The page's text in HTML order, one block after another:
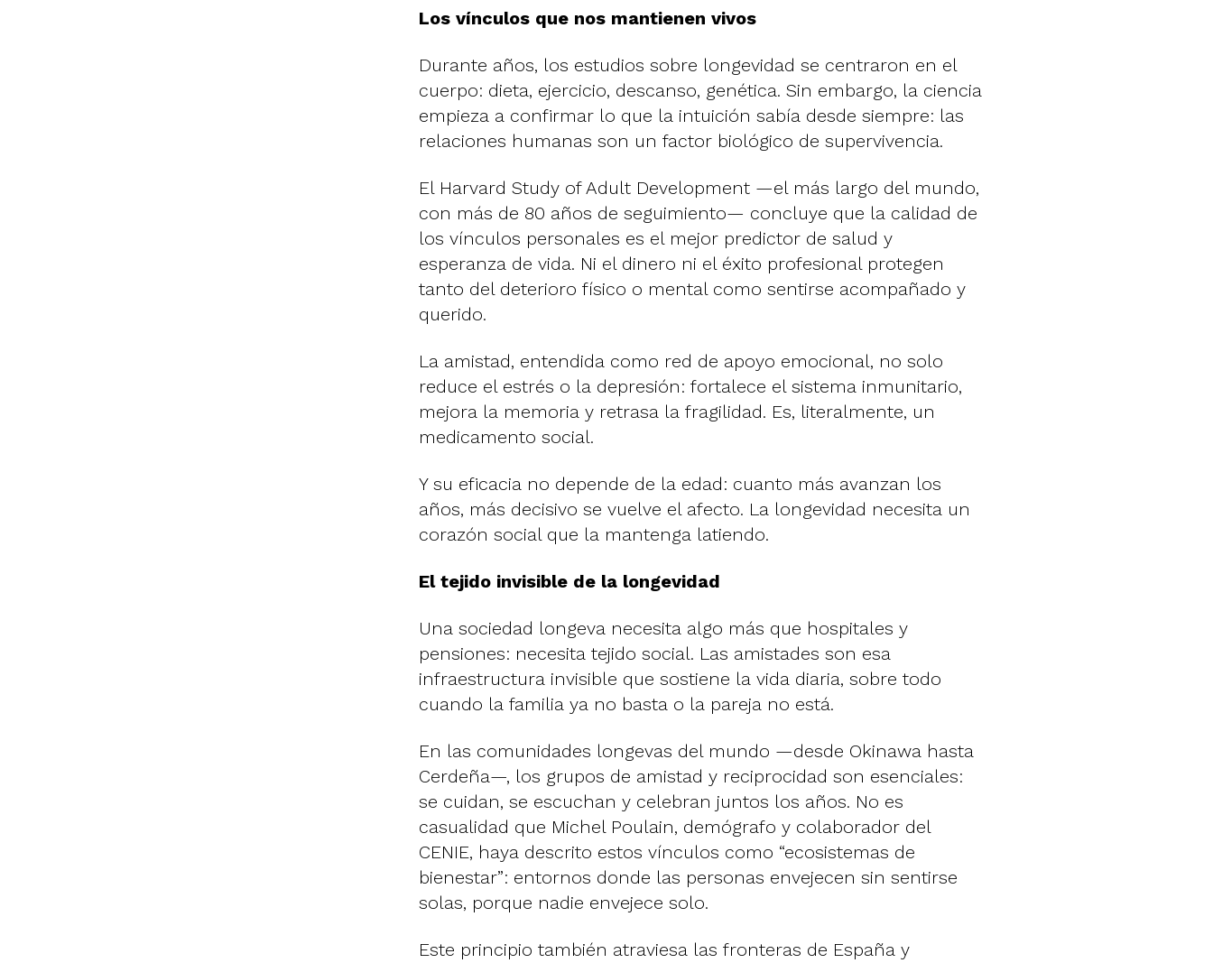
Los vínculos que nos mantienen vivos
Durante años, los estudios sobre longevidad se centraron en el
cuerpo: dieta, ejercicio, descanso, genética. Sin embargo, la ciencia
empieza a confirmar lo que la intuición sabía desde siempre: las
relaciones humanas son un factor biológico de supervivencia.
El Harvard Study of Adult Development —el más largo del mundo,
con más de 80 años de seguimiento— concluye que la calidad de
los vínculos personales es el mejor predictor de salud y
esperanza de vida. Ni el dinero ni el éxito profesional protegen
tanto del deterioro físico o mental como sentirse acompañado y
querido.
La amistad, entendida como red de apoyo emocional, no solo
reduce el estrés o la depresión: fortalece el sistema inmunitario,
mejora la memoria y retrasa la fragilidad. Es, literalmente, un
medicamento social.
Y su eficacia no depende de la edad: cuanto más avanzan los
años, más decisivo se vuelve el afecto. La longevidad necesita un
corazón social que la mantenga latiendo.
El tejido invisible de la longevidad
Una sociedad longeva necesita algo más que hospitales y
pensiones: necesita tejido social. Las amistades son esa
infraestructura invisible que sostiene la vida diaria, sobre todo
cuando la familia ya no basta o la pareja no está.
En las comunidades longevas del mundo —desde Okinawa hasta
Cerdeña—, los grupos de amistad y reciprocidad son esenciales:
se cuidan, se escuchan y celebran juntos los años. No es
casualidad que Michel Poulain, demógrafo y colaborador del
CENIE, haya descrito estos vínculos como “ecosistemas de
bienestar”: entornos donde las personas envejecen sin sentirse
solas, porque nadie envejece solo.
Este principio también atraviesa las fronteras de España y